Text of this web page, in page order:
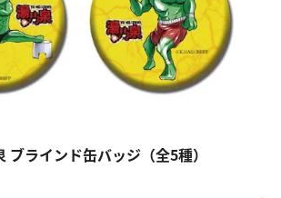
ラインド缶バッジ（全5種）